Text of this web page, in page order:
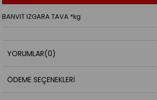
BANVIT IZGARA TAVA *kg
YORUMLAR(0)
ÖDEME SEÇENEKLERI